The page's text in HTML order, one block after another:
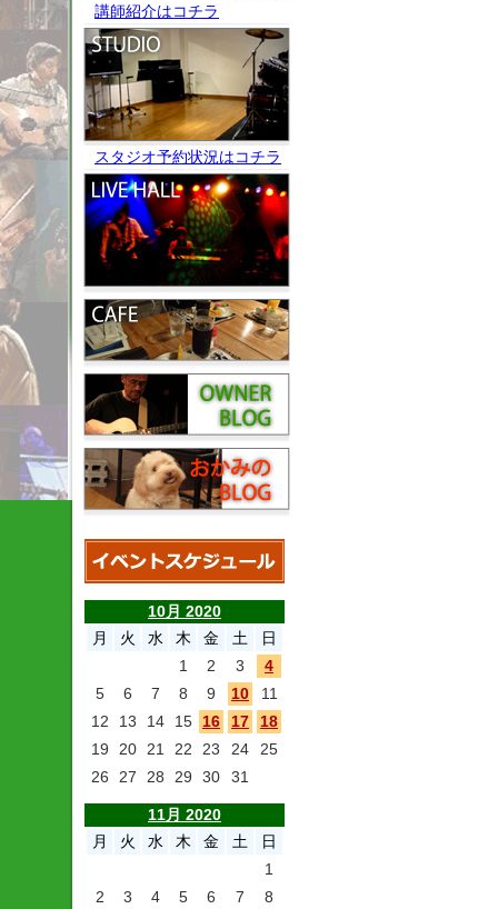
講師紹介はコチラ
スタジオ予約状況はコチラ
10月 2020
月
火 水 木 金 土
日
1
2 3
4
5
6 7 8 9 10
11
12
13 14 15 16 17
18
19
20 21 22 23 24
25
26
27 28 29 30 31
11月 2020
月
火 水 木 金 土
日
1
2
3 4 5 6 7
8